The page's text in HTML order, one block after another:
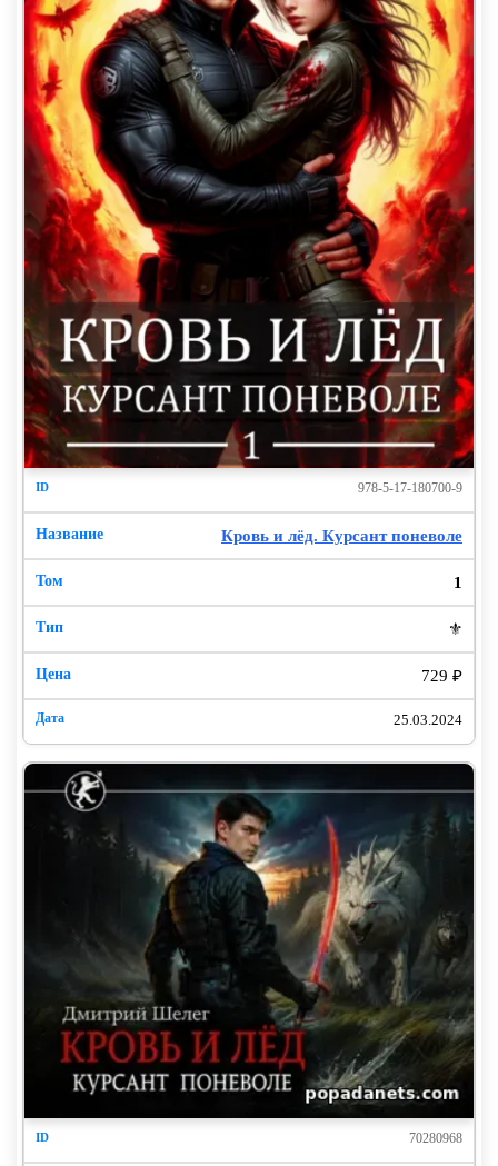
978-5-17-180700-9
Кровь и лёд. Курсант поневоле
1
⚜️
729 ₽
25.03.2024
70280968